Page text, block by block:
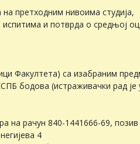
претходним нивоима студија,
и потврда о средњој
Факултета) са изабраним
бодова (истраживачки рад је
на рачун 840-1441666-69,
4